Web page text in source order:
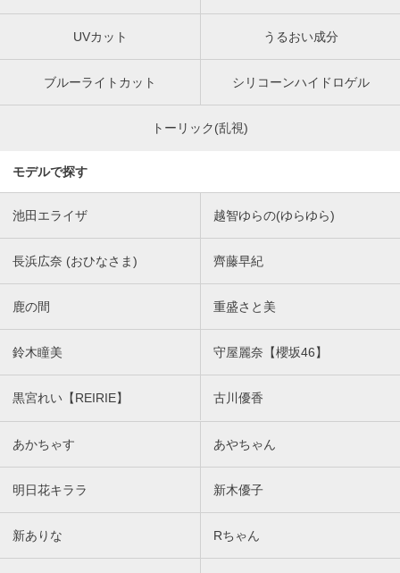
UVカット うるおい成分
ブルーライトカット シリコーンハイドロゲル
トーリック(乱視)
モデルで探す
池田エライザ 越智ゆらの(ゆらゆら)
長浜広奈 (おひなさま) 齊藤早紀
鹿の間 重盛さと美
鈴木瞳美 守屋麗奈【櫻坂46】
黒宮れい【REIRIE】 古川優香
あかちゃす あやちゃん
明日花キララ 新木優子
新ありな Rちゃん